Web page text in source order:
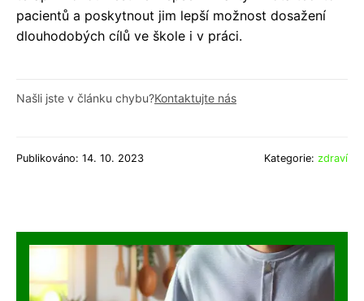
pacientů a poskytnout jim lepší možnost dosažení
dlouhodobých cílů ve škole i v práci.
Našli jste v článku chybu?Kontaktujte nás
Publikováno: 14. 10. 2023 Kategorie: zdraví